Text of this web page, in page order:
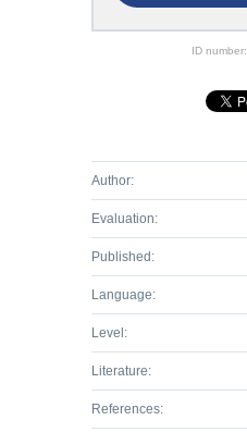
ID number:
Author:
Evaluation:
Published:
Language:
Level:
Literature:
References: